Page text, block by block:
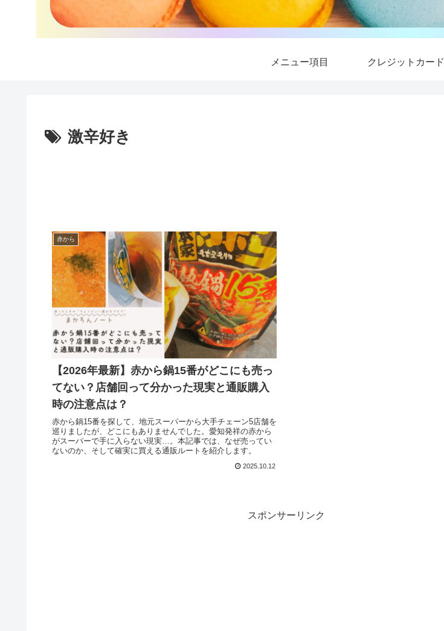
メニュー項目 クレジットカード
激辛好き
赤から
【2026年最新】赤から鍋15番がどこにも売っ
てない？店舗回って分かった現実と通販購入
時の注意点は？
赤から鍋15番を探して、地元スーパーから大手チェーン5店舗を
巡りましたが、どこにもありませんでした。愛知発祥の赤から
がスーパーで手に入らない現実…。本記事では、なぜ売ってい
ないのか、そして確実に買える通販ルートを紹介します。
2025.10.12
スポンサーリンク